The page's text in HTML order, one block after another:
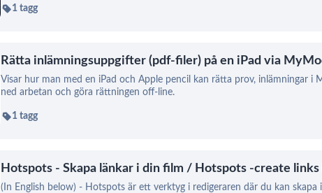
1 tagg
Rätta inlämningsuppgifter (pdf-filer) på en iPad via
Visar hur man med en iPad och Apple pencil kan rätta prov, inlämningar i
ned arbetan och göra rättningen off-line.
1 tagg
Hotspots - Skapa länkar i din film / Hotspots -create
(In English below) - Hotspots är ett verktyg i redigeraren där du kan